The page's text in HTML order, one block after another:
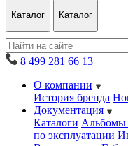
Каталог Каталог
8 499 281 66 13
О компании
История бренда
Документация
Каталоги Альбомы
по эксплуатации